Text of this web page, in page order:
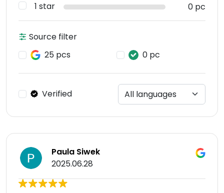
1 star
0 pc
Source filter
25 pcs
0 pc
Verified
Paula Siwek
2025.06.28